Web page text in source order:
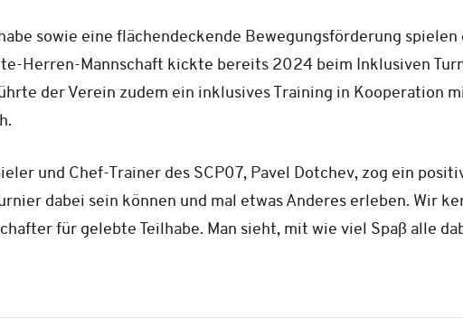
sowie eine flächendeckende Bewegungsförderung
Herren-Mannschaft kickte bereits 2024 beim Inklusiven
der Verein zudem ein inklusives Training in Kooperation
und Chef-Trainer des SCP07, Pavel Dotchev, zog ein
dabei sein können und mal etwas Anderes erleben. Wir
für gelebte Teilhabe. Man sieht, mit wie viel Spaß alle